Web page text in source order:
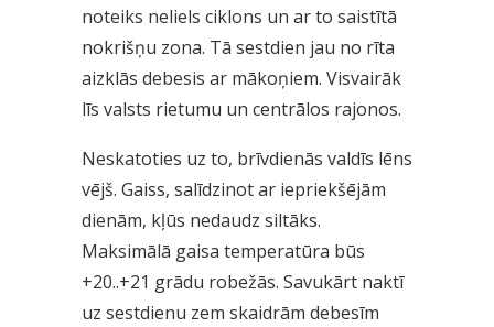
noteiks neliels ciklons un ar to saistītā
nokrišņu zona. Tā sestdien jau no rīta
aizklās debesis ar mākoņiem. Visvairāk
līs valsts rietumu un centrālos rajonos.
Neskatoties uz to, brīvdienās valdīs lēns
vējš. Gaiss, salīdzinot ar iepriekšējām
dienām, kļūs nedaudz siltāks.
Maksimālā gaisa temperatūra būs
+20..+21 grādu robežās. Savukārt naktī
uz sestdienu zem skaidrām debesīm